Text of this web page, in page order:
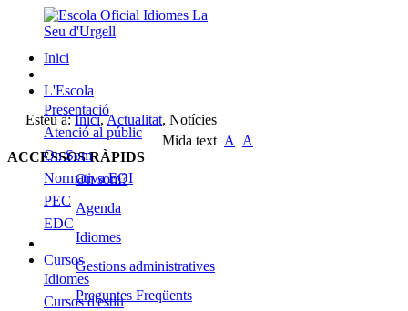
Inici
L'Escola
Presentació
Atenció al públic
On Som
Normativa EOI
PEC
EDC
Cursos
Idiomes
Cursos d'estiu
Esteu a:Inici,Actualitat, Notícies
Mida text A
A
ACCESSOS RÀPIDS
On som?
Agenda
Idiomes
Gestions administratives
Preguntes Freqüents